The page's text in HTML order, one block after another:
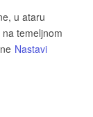
u ataru
temeljnom
Nastavi